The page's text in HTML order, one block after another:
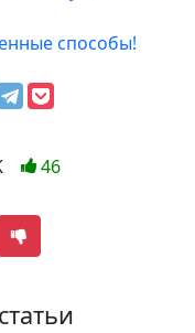
способы!
46